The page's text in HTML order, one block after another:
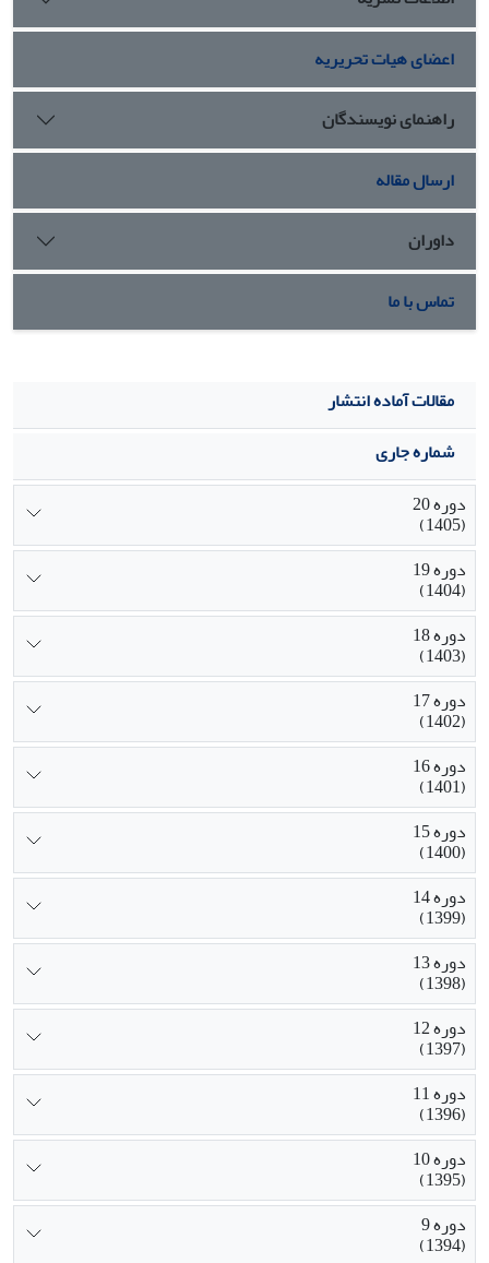
جسنیت، 2/1 درصد واریانس تعلق به همسالان، 1/2 درصد
واریانس حمایت معلم، 7/2 درصد واریانس عدالت در مدرسه، 4/1
علمی، 7/4 درصد واریانس انگیزه پیشرفت تحصیلی، 3/1 درصد
واریانس سرزندگی تحصیلی را تبیین کرده و دانش­آموزان دختر
نسبت به دانش­آموزان پسر براساس متغیرهای فوق دارای برتری
نسبی هستند.
اعضای هیات تحریریه
راهنمای نویسندگان
ارسال مقاله
داوران
تماس با ما
مقالات آماده انتشار
شماره جاری
دوره 20
(1405)
دوره 19
(1404)
دوره 18
(1403)
دوره 17
(1402)
دوره 16
(1401)
دوره 15
(1400)
دوره 14
(1399)
دوره 13
(1398)
دوره 12
(1397)
دوره 11
(1396)
دوره 10
(1395)
دوره 9
(1394)